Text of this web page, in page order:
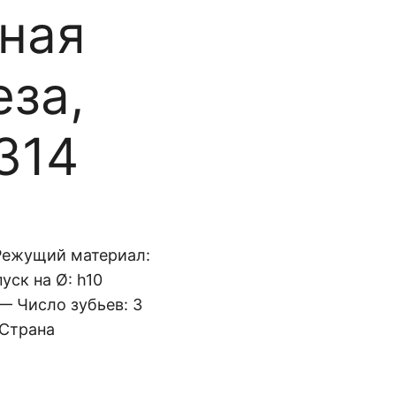
материал:
на Ø: h10
Число зубьев: 3